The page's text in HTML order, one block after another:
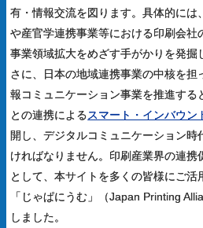
有・情報交流を図ります。具体的には
や産官学連携事業等における印刷会社
事業領域拡大をめざす手がかりを発掘
さに、日本の地域連携事業の中核を
報コミュニケーション事業を推進する
との連携によるスマート・インバウン
開し、デジタルコミュニケーション
ければなりません。印刷産業界の連
として、本サイトを多くの皆様にご活
「じゃぱにうむ」（Japan Printing
しました。